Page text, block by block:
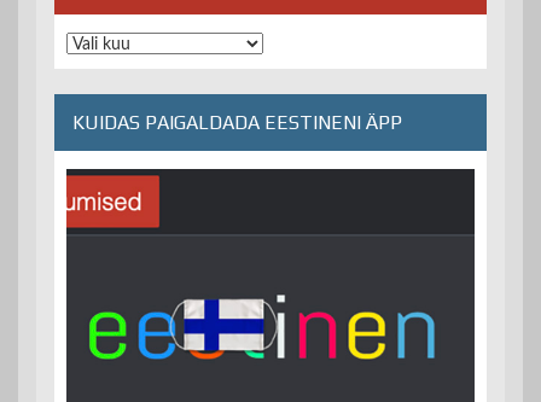
Arhiiv
KUIDAS PAIGALDADA EESTINENI ÄPP